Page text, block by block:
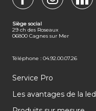
Siège social
29 ch des Roseaux
06800 Cagnes sur Mer
Téléphone : 04.92.00.07.26
Service Pro
Les avantages de la led